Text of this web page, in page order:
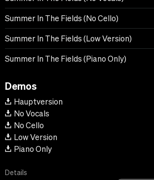
Summer In The Fields (No Cello)
Summer In The Fields (Low Version)
Summer In The Fields (Piano Only)
Demos
Hauptversion
No Vocals
No Cello
Low Version
Piano Only
Details